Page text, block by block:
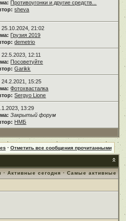
Противоугонки и другие средств...
sheva
25.10.2024, 21:02
Грузия 2019
demetrio
22.5.2023, 12:11
Посоветуйте
Garikk
24.2.2021, 15:25
Фотохвасталка
Sergyo Lione
13:29
Закрытый форум
НМБ
· Отметить все сообщения прочитанными
·Активные сегодня ·Самые активные